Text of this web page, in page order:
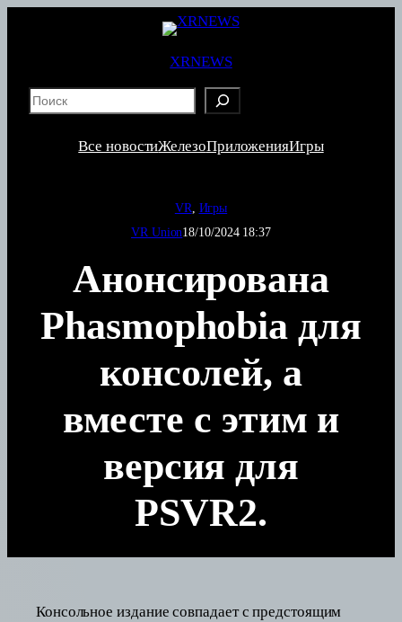
XRNEWS
Все новостиЖелезоПриложенияИгры
VR Игры
VR Union18/10/2024 18:37
Анонсирована
Phasmophobia для
консолей, а
вместе с этим и
версия для
PSVR2.
Консольное издание совпадает с предстоящим